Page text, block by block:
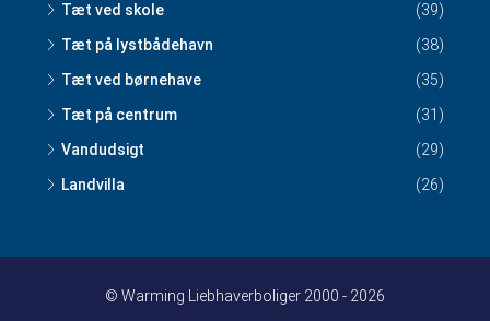
Tæt ved skole
(39)
Tæt på lystbådehavn
(38)
Tæt ved børnehave
(35)
Tæt på centrum
(31)
Vandudsigt
(29)
Landvilla
(26)
© Warming Liebhaverboliger 2000 - 2026